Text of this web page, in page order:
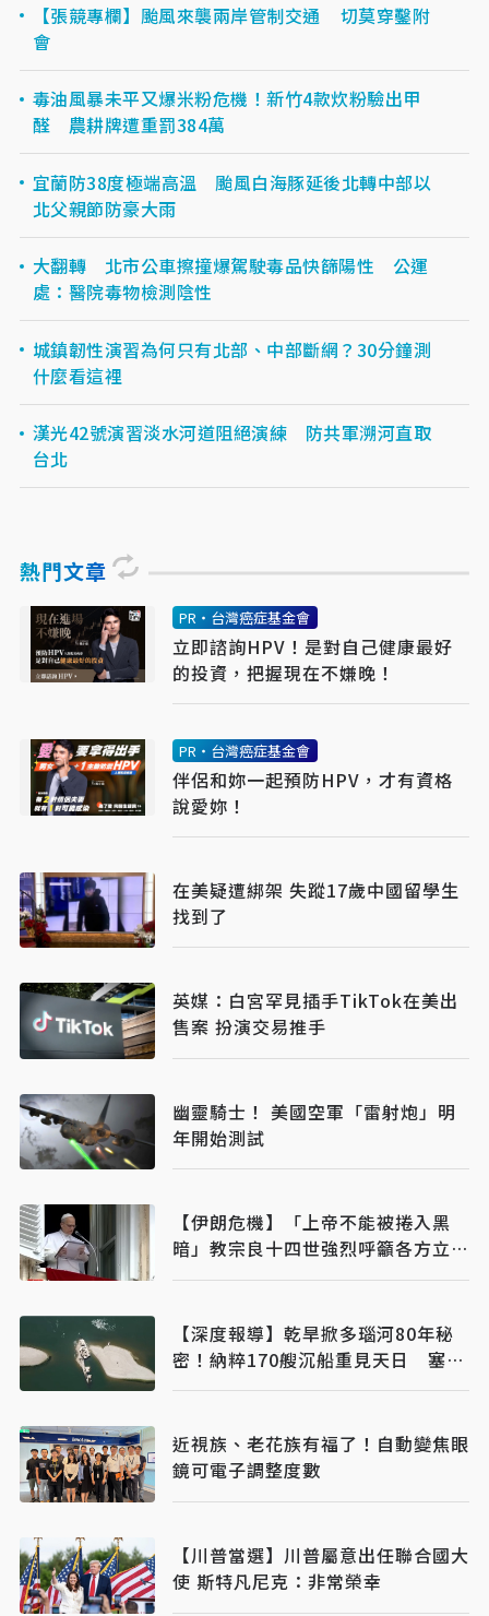
【張競專欄】颱風來襲兩岸管制交通 切莫穿鑿附
會
毒油風暴未平又爆米粉危機！新竹4款炊粉驗出甲
醛 農耕牌遭重罰384萬
宜蘭防38度極端高溫 颱風白海豚延後北轉中部以
北父親節防豪大雨
大翻轉 北市公車擦撞爆駕駛毒品快篩陽性 公運
處：醫院毒物檢測陰性
城鎮韌性演習為何只有北部、中部斷網？30分鐘測
什麼看這裡
漢光42號演習淡水河道阻絕演練 防共軍溯河直取
台北
熱門文章
PR・台灣癌症基金會
立即諮詢HPV！是對自己健康最好
的投資，把握現在不嫌晚！
PR・台灣癌症基金會
伴侶和妳一起預防HPV，才有資格
說愛妳！
在美疑遭綁架 失蹤17歲中國留學生
找到了
英媒：白宮罕見插手TikTok在美出
售案 扮演交易推手
幽靈騎士！ 美國空軍「雷射炮」明
年開始測試
【伊朗危機】「上帝不能被捲入黑
暗」教宗良十四世強烈呼籲各方立即
停火
【深度報導】乾旱掀多瑙河80年秘
密！納粹170艘沉船重見天日 塞爾
維亞砸數億清障救航運命脈
近視族、老花族有福了！自動變焦眼
鏡可電子調整度數
【川普當選】川普屬意出任聯合國大
使 斯特凡尼克：非常榮幸